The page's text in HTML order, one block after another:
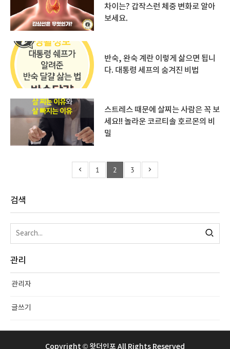
차이는? 갑작스런 체중 변화로 알아
보세요.
반숙, 완숙 계란 이렇게 삶으면 됩니
다. 대통령 세프의 숨겨진 비법
스트레스 때문에 살찌는 사람은 꼭 보
세요!! 놀라운 코르티솔 호르몬의 비
밀
1 2 3
검색
관리
관리자
글쓰기
Copyright © 왓더인포 All Rights Reserved